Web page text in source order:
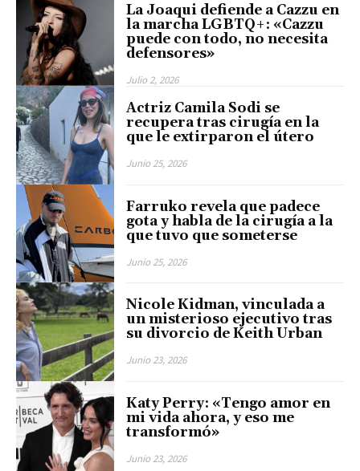
La Joaqui defiende a Cazzu en
la marcha LGBTQ+: «Cazzu
puede con todo, no necesita
defensores»
Julio 2, 2026
Actriz Camila Sodi se
recupera tras cirugía en la
que le extirparon el útero
Junio 25, 2026
Farruko revela que padece
gota y habla de la cirugía a la
que tuvo que someterse
Junio 25, 2026
Nicole Kidman, vinculada a
un misterioso ejecutivo tras
su divorcio de Keith Urban
Junio 23, 2026
Katy Perry: «Tengo amor en
mi vida ahora, y eso me
transformó»
Junio 23, 2026